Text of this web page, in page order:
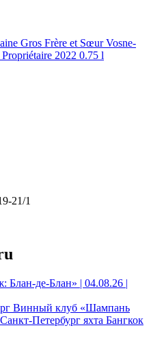
Gros Frère et Sœur Vosne-
2022 0.75 l
21/1
Винный клуб «Шампань
Петербург яхта Бангкок